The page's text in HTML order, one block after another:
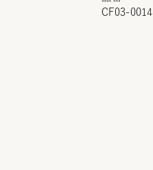
CF03-0014